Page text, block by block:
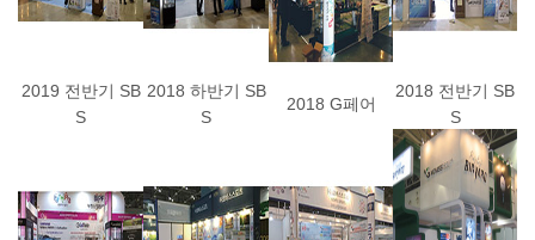
2019 전반기 SB
S
2018 하반기 SB
S
2018 G페어
2018 전반기 SB
S